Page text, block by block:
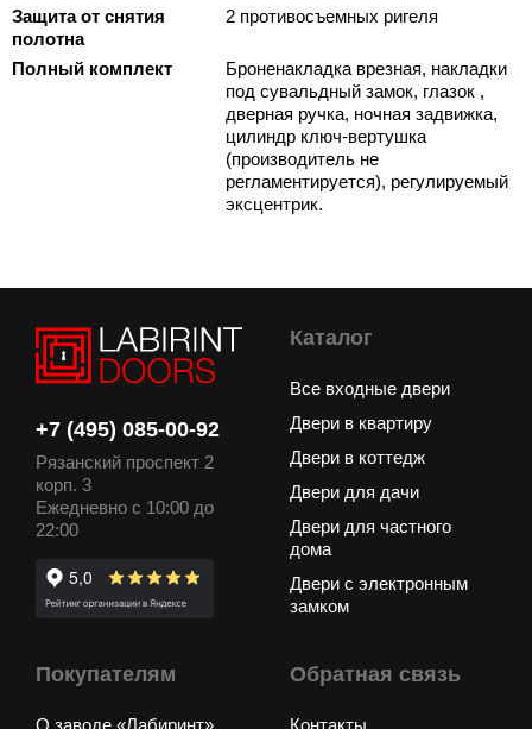
Защита от снятия
полотна
2 противосъемных ригеля
Полный комплект
Броненакладка врезная, накладки
под сувальдный замок, глазок ,
дверная ручка, ночная задвижка,
цилиндр ключ-вертушка
(производитель не
регламентируется), регулируемый
эксцентрик.
+7 (495) 085-00-92
Рязанский проспект 2
корп. 3
Ежедневно с 10:00 до
22:00
Каталог
Все входные двери
Двери в квартиру
Двери в коттедж
Двери для дачи
Двери для частного
дома
Двери с электронным
замком
Покупателям Обратная связь